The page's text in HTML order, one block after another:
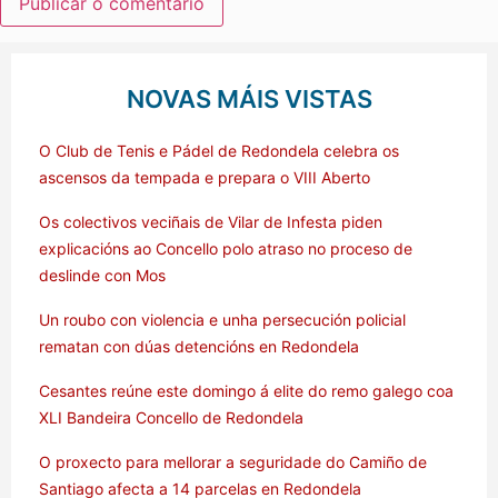
NOVAS MÁIS VISTAS
O Club de Tenis e Pádel de Redondela celebra os
ascensos da tempada e prepara o VIII Aberto
Os colectivos veciñais de Vilar de Infesta piden
explicacións ao Concello polo atraso no proceso de
deslinde con Mos
Un roubo con violencia e unha persecución policial
rematan con dúas detencións en Redondela
Cesantes reúne este domingo á elite do remo galego coa
XLI Bandeira Concello de Redondela
O proxecto para mellorar a seguridade do Camiño de
Santiago afecta a 14 parcelas en Redondela